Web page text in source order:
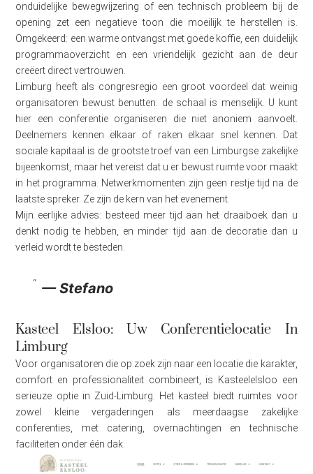
onduidelijke bewegwijzering of een technisch probleem bij de
opening zet een negatieve toon die moeilijk te herstellen is.
Omgekeerd: een warme ontvangst met goede koffie, een duidelijk
programmaoverzicht en een vriendelijk gezicht aan de deur
creëert direct vertrouwen.
Limburg heeft als congresregio een groot voordeel dat weinig
organisatoren bewust benutten: de schaal is menselijk. U kunt
hier een conferentie organiseren die niet anoniem aanvoelt.
Deelnemers kennen elkaar of raken elkaar snel kennen. Dat
sociale kapitaal is de grootste troef van een Limburgse zakelijke
bijeenkomst, maar het vereist dat u er bewust ruimte voor maakt
in het programma. Netwerkmomenten zijn geen restje tijd na de
laatste spreker. Ze zijn de kern van het evenement.
Mijn eerlijke advies: besteed meer tijd aan het draaiboek dan u
denkt nodig te hebben, en minder tijd aan de decoratie dan u
verleid wordt te besteden.
— Stefano
Kasteel Elsloo: Uw Conferentielocatie In
Limburg
Voor organisatoren die op zoek zijn naar een locatie die karakter,
comfort en professionaliteit combineert, is Kasteelelsloo een
serieuze optie in Zuid-Limburg. Het kasteel biedt ruimtes voor
zowel kleine vergaderingen als meerdaagse zakelijke
conferenties, met catering, overnachtingen en technische
faciliteiten onder één dak.